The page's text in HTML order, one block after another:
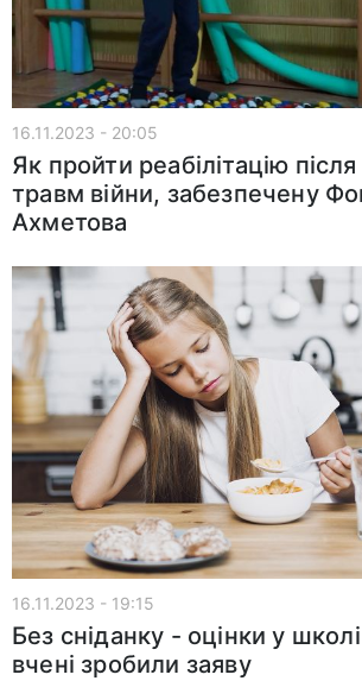
16.11.2023 - 20:05
Як пройти реабілітацію
травм війни, забезпечену
Ахметова
16.11.2023 - 19:15
Без сніданку - оцінки у
вчені зробили заяву